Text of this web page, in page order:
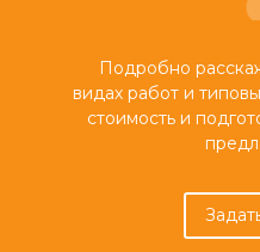
Подробно
видах работ и
стоимость и